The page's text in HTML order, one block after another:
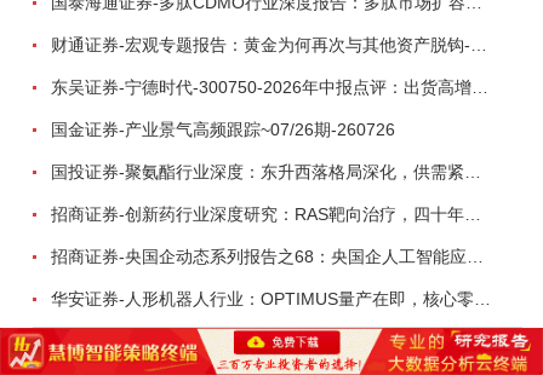
东吴证券-宁德时代-300750-2026年中报点评：出货高增业绩稳健，回购彰显龙头信心-260726
国金证券-产业景气高频跟踪~07/26期-260726
招商证券-创新药行业深度研究：RAS靶向治疗，四十年不可成药的终结，与终结之后的治疗格局演化-260805